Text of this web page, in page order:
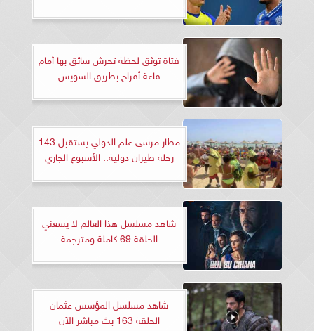
فتاة توثق لحظة تحرش سائق بها أمام
قاعة أفراح بطريق السويس
مطار مرسى علم الدولي يستقبل 143
رحلة طيران دولية.. الأسبوع الجاري
شاهد مسلسل هذا العالم لا يسعني
الحلقة 69 كاملة ومترجمة
شاهد مسلسل المؤسس عثمان
الحلقة 163 بث مباشر الآن